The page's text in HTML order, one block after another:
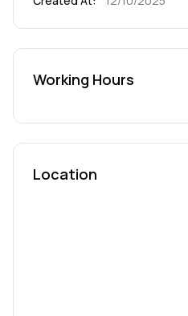
Working Hours
Location